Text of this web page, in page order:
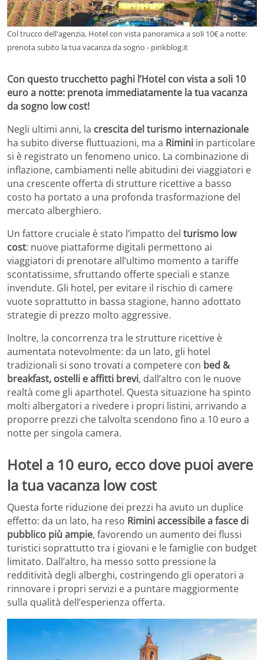
Col trucco dell'agenzia, Hotel con vista panoramica a soli 10€ a notte:
prenota subito la tua vacanza da sogno - pinkblog.it
Con questo trucchetto paghi l’Hotel con vista a soli 10
euro a notte: prenota immediatamente la tua vacanza
da sogno low cost!
Negli ultimi anni, la crescita del turismo internazionale
ha subito diverse fluttuazioni, ma a Rimini in particolare
si è registrato un fenomeno unico. La combinazione di
inflazione, cambiamenti nelle abitudini dei viaggiatori e
una crescente offerta di strutture ricettive a basso
costo ha portato a una profonda trasformazione del
mercato alberghiero.
Un fattore cruciale è stato l’impatto del turismo low
cost: nuove piattaforme digitali permettono ai
viaggiatori di prenotare all’ultimo momento a tariffe
scontatissime, sfruttando offerte speciali e stanze
invendute. Gli hotel, per evitare il rischio di camere
vuote soprattutto in bassa stagione, hanno adottato
strategie di prezzo molto aggressive.
Inoltre, la concorrenza tra le strutture ricettive è
aumentata notevolmente: da un lato, gli hotel
tradizionali si sono trovati a competere con bed &
breakfast, ostelli e affitti brevi, dall’altro con le nuove
realtà come gli aparthotel. Questa situazione ha spinto
molti albergatori a rivedere i propri listini, arrivando a
proporre prezzi che talvolta scendono fino a 10 euro a
notte per singola camera.
Hotel a 10 euro, ecco dove puoi avere
la tua vacanza low cost
Questa forte riduzione dei prezzi ha avuto un duplice
effetto: da un lato, ha reso Rimini accessibile a fasce di
pubblico più ampie, favorendo un aumento dei flussi
turistici soprattutto tra i giovani e le famiglie con budget
limitato. Dall’altro, ha messo sotto pressione la
redditività degli alberghi, costringendo gli operatori a
rinnovare i propri servizi e a puntare maggiormente
sulla qualità dell’esperienza offerta.